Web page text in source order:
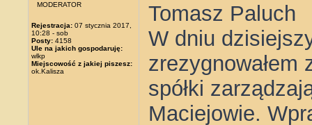
MODERATOR
Rejestracja: 07 stycznia 2017,
10:28 - sob
Posty: 4158
Ule na jakich gospodaruję:
wlkp
Miejscowość z jakiej piszesz:
ok.Kalisza
Tomasz Paluch
W dniu
zrezygnowałem
spółki
Maciejowie.